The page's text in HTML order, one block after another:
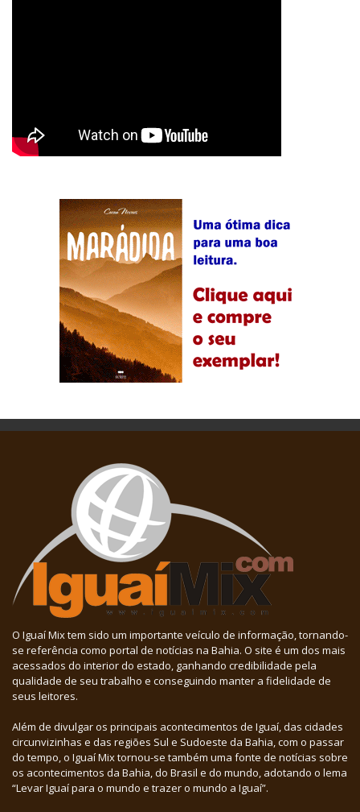
O Iguaí Mix tem sido um importante veículo de informação, tornando-
se referência como portal de notícias na Bahia. O site é um dos mais
acessados do interior do estado, ganhando credibilidade pela
qualidade de seu trabalho e conseguindo manter a fidelidade de
seus leitores.
Além de divulgar os principais acontecimentos de Iguaí, das cidades
circunvizinhas e das regiões Sul e Sudoeste da Bahia, com o passar
do tempo, o Iguaí Mix tornou-se também uma fonte de notícias sobre
os acontecimentos da Bahia, do Brasil e do mundo, adotando o lema
“Levar Iguaí para o mundo e trazer o mundo a Iguaí”.